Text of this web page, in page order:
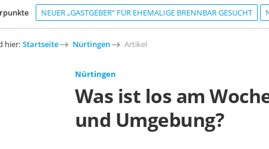
NEUER „GASTGEBER“ FÜR EHEMALIGE BRENNBAR GESUCHT
hier: Startseite Nürtingen Artikel
Nürtingen
Was ist los am
und Umgebung?